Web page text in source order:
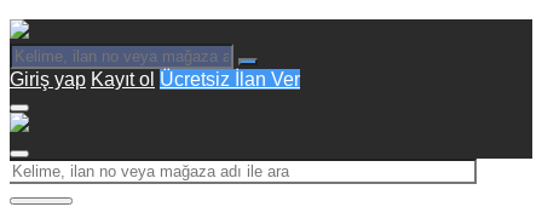
Giriş yap Kayıt ol Ücretsiz İlan Ver